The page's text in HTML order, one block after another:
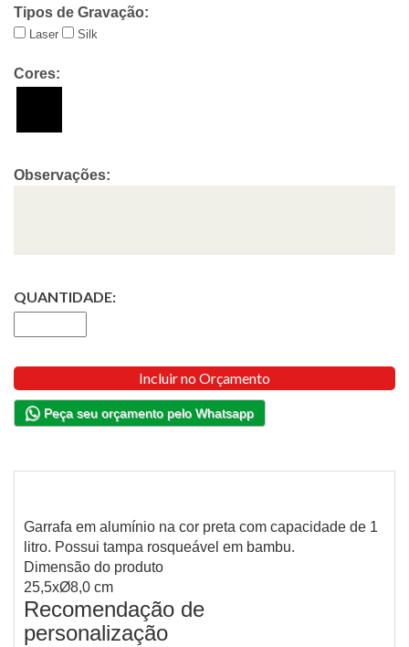
Tipos de Gravação:
Laser Silk
Cores:
Observações:
QUANTIDADE:
Incluir no Orçamento
Peça seu orçamento pelo Whatsapp
Garrafa em alumínio na cor preta com capacidade de 1
litro. Possui tampa rosqueável em bambu.
Dimensão do produto
25,5xØ8,0 cm
Recomendação de
personalização